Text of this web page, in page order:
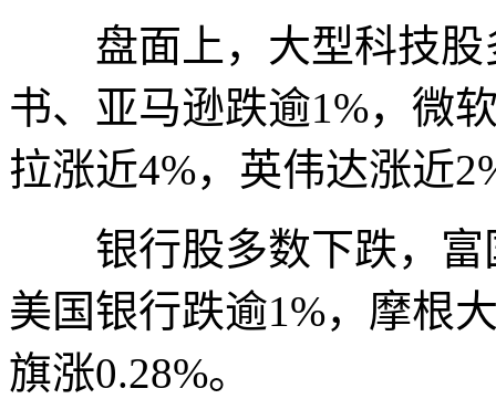
盘面上，大型科技股
书、亚马逊跌逾1%，微
拉涨近4%，英伟达涨近
银行股多数下跌，富
美国银行跌逾1%，摩根
旗涨0.28%。